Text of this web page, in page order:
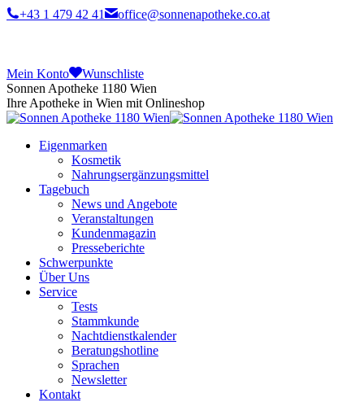
+43 1 479 42 41 office@sonnenapotheke.co.at
Mein Konto
Wunschliste
Sonnen Apotheke 1180 Wien
Ihre Apotheke in Wien mit Onlineshop
Eigenmarken
Kosmetik
Nahrungsergänzungsmittel
Tagebuch
News und Angebote
Veranstaltungen
Kundenmagazin
Presseberichte
Schwerpunkte
Über Uns
Service
Tests
Stammkunde
Nachtdienstkalender
Beratungshotline
Sprachen
Newsletter
Kontakt